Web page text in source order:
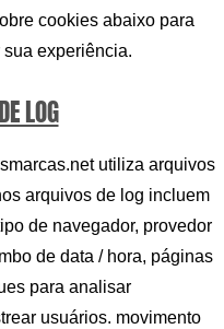
cookies abaixo para
experiência.
LOG
utiliza arquivos
arquivos de log incluem
de navegador, provedor
de data / hora, páginas
para analisar
usuários. movimento